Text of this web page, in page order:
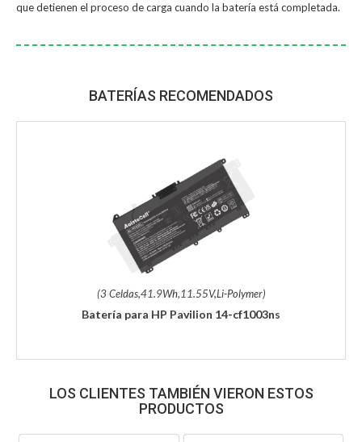
que detienen el proceso de carga cuando la batería está completada.
BATERÍAS RECOMENDADOS
(3 Celdas,41.9Wh,11.55V,Li-Polymer)
Batería para HP Pavilion 14-cf1003ns
LOS CLIENTES TAMBIÉN VIERON ESTOS
PRODUCTOS